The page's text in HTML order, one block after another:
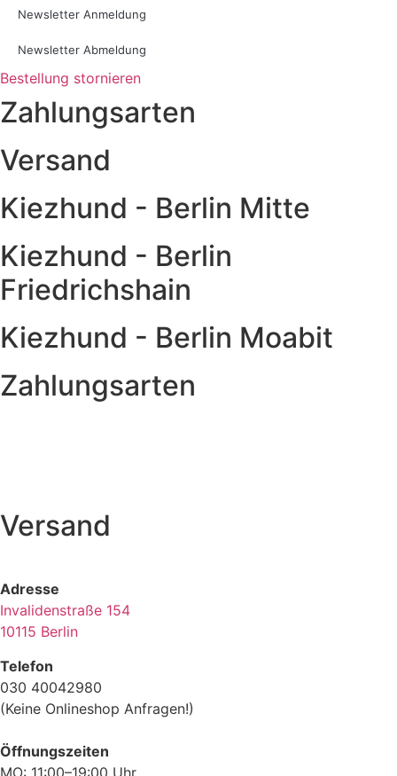
Newsletter Anmeldung
Newsletter Abmeldung
Bestellung stornieren
Zahlungsarten
Versand
Kiezhund - Berlin Mitte
Kiezhund - Berlin
Friedrichshain
Kiezhund - Berlin Moabit
Zahlungsarten
Versand
Adresse
Invalidenstraße 154
10115 Berlin
Telefon
030 40042980
(Keine Onlineshop Anfragen!)
Öffnungszeiten
MO: 11:00–19:00 Uhr